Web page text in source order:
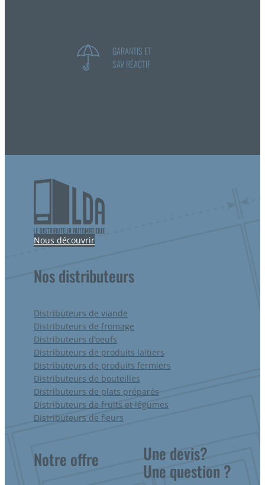
GARANTIS ET
SAV RÉACTIF
Nous découvrir
Nos distributeurs
Distributeurs de viande
Distributeurs de fromage
Distributeurs d’oeufs
Distributeurs de produits laitiers
Distributeurs de produits fermiers
Distributeurs de bouteilles
Distributeurs de plats préparés
Distributeurs de fruits et légumes
Distributeurs de fleurs
Notre offre Une devis?
Une question ?